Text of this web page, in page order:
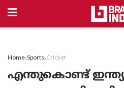
Home Sports Cricket
എന്തുകൊണ്ട്